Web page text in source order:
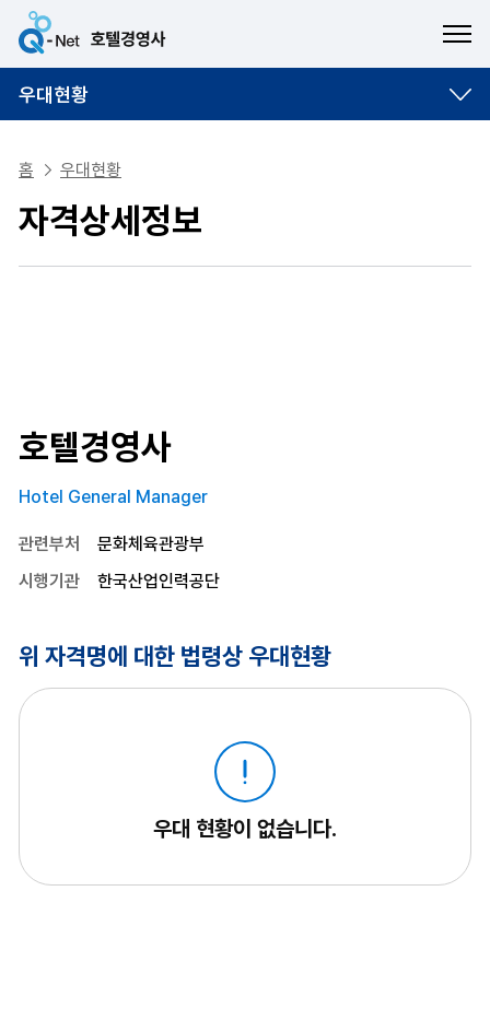
우대현황
홈 우대현황
자격상세정보
호텔경영사
Hotel General Manager
관련부처
문화체육관광부
시행기관
한국산업인력공단
위 자격명에 대한 법령상 우대현황
우대 현황이 없습니다.